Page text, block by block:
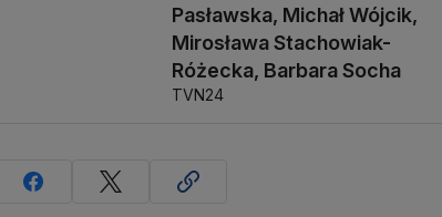
Pasławska, Michał Wójcik,
Mirosława Stachowiak-
Różecka, Barbara Socha
TVN24